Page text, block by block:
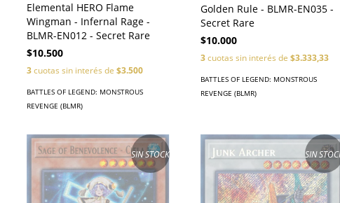
Elemental HERO Flame
Wingman - Infernal Rage -
BLMR-EN012 - Secret Rare
$10.500
3cuotas sin interés de $3.500
BATTLES OF LEGEND: MONSTROUS
REVENGE (BLMR)
Golden Rule - BLMR-EN035 -
Secret Rare
$10.000
3cuotas sin interés de$3.333,33
BATTLES OF LEGEND: MONSTROUS
REVENGE (BLMR)
SIN STOCK SIN